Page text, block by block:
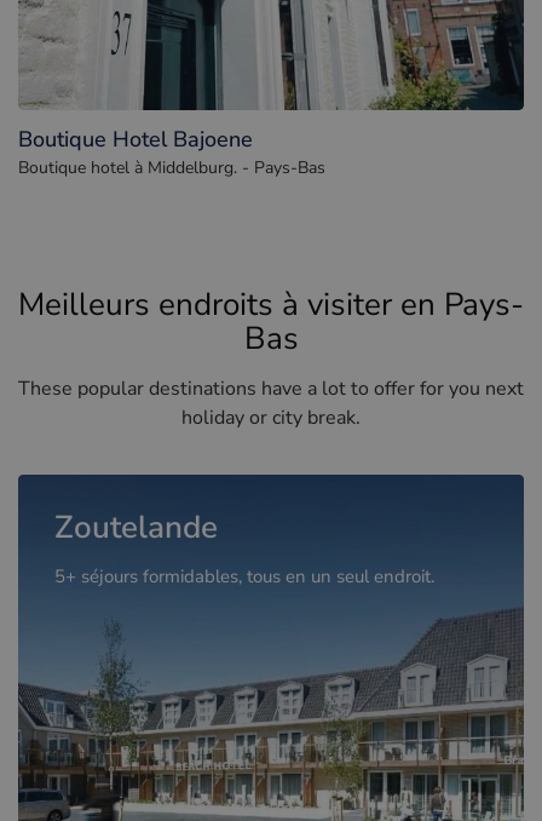
Boutique Hotel Bajoene
Boutique hotel à Middelburg. - Pays-Bas
Meilleurs endroits à visiter en Pays-
Bas
These popular destinations have a lot to offer for you next
holiday or city break.
Zoutelande
5+ séjours formidables, tous en un seul endroit.